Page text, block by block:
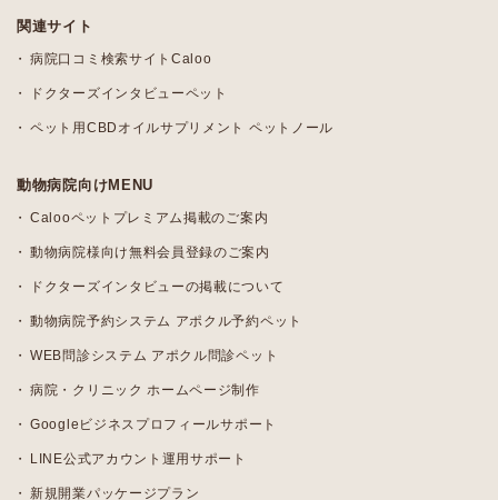
関連サイト
病院口コミ検索サイトCaloo
ドクターズインタビューペット
ペット用CBDオイルサプリメント ペットノール
動物病院向けMENU
Calooペットプレミアム掲載のご案内
動物病院様向け無料会員登録のご案内
ドクターズインタビューの掲載について
動物病院予約システム アポクル予約ペット
WEB問診システム アポクル問診ペット
病院・クリニック ホームページ制作
Googleビジネスプロフィールサポート
LINE公式アカウント運用サポート
新規開業パッケージプラン